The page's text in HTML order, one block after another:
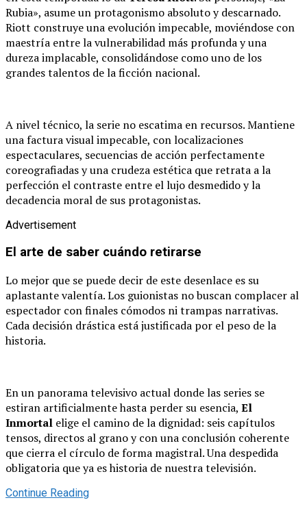
Rubia», asume un protagonismo absoluto y descarnado.
Riott construye una evolución impecable, moviéndose con
maestría entre la vulnerabilidad más profunda y una
dureza implacable, consolidándose como uno de los
grandes talentos de la ficción nacional.
A nivel técnico, la serie no escatima en recursos. Mantiene
una factura visual impecable, con localizaciones
espectaculares, secuencias de acción perfectamente
coreografiadas y una crudeza estética que retrata a la
perfección el contraste entre el lujo desmedido y la
decadencia moral de sus protagonistas.
Advertisement
El arte de saber cuándo retirarse
Lo mejor que se puede decir de este desenlace es su
aplastante valentía. Los guionistas no buscan complacer al
espectador con finales cómodos ni trampas narrativas.
Cada decisión drástica está justificada por el peso de la
historia.
En un panorama televisivo actual donde las series se
estiran artificialmente hasta perder su esencia, El
Inmortal elige el camino de la dignidad: seis capítulos
tensos, directos al grano y con una conclusión coherente
que cierra el círculo de forma magistral. Una despedida
obligatoria que ya es historia de nuestra televisión.
Continue Reading